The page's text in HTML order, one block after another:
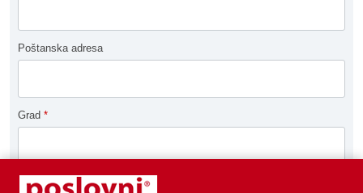
Poštanska adresa
Grad *